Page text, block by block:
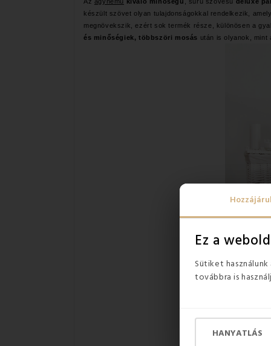
Ez a
Sütiket
továbbra is
HANYATLÁS
készült szövet olyan tulajdonságokkal rendelkezik,
megnövekszik, ezért sok termék része, különösen a
és minőségiek, többszöri mosás után is olyanok, mint